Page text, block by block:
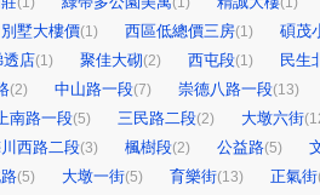
別墅大樓價(1) 西區低總價三房(1) 碩茂
透店(1) 聚佳大砌(2) 西屯段(1) 民生
(2) 中山路一段(7) 崇德八路一段(13)
南路一段(5) 三民路二段(2) 大墩六街
西路二段(3) 楓樹段(2) 公益路(5)
(5) 大墩一街(5) 育樂街(13) 正氣街